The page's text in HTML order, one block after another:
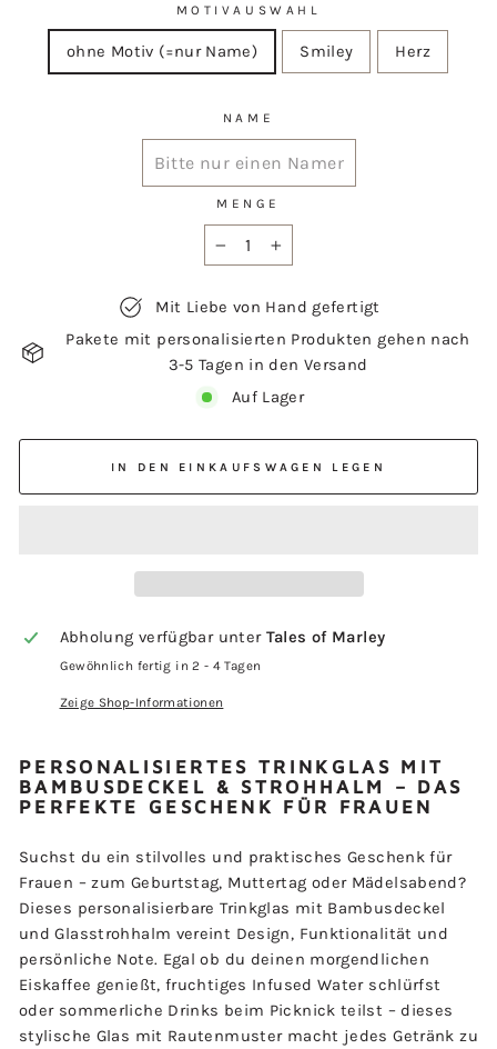
MOTIVAUSWAHL
ohne Motiv (=nur Name) Smiley Herz
NAME
MENGE
Mit Liebe von Hand gefertigt
Pakete mit personalisierten Produkten gehen nach
3-5 Tagen in den Versand
Auf Lager
IN DEN EINKAUFSWAGEN LEGEN
Abholung verfügbar unter Tales of Marley
Gewöhnlich fertig in 2 - 4 Tagen
Zeige Shop-Informationen
PERSONALISIERTES TRINKGLAS MIT
BAMBUSDECKEL & STROHHALM – DAS
PERFEKTE GESCHENK FÜR FRAUEN
Suchst du ein stilvolles und praktisches Geschenk für
Frauen – zum Geburtstag, Muttertag oder Mädelsabend?
Dieses personalisierbare Trinkglas mit Bambusdeckel
und Glasstrohhalm vereint Design, Funktionalität und
persönliche Note. Egal ob du deinen morgendlichen
Eiskaffee genießt, fruchtiges Infused Water schlürfst
oder sommerliche Drinks beim Picknick teilst – dieses
stylische Glas mit Rautenmuster macht jedes Getränk zu